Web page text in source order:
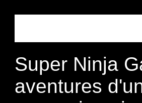
Super Ninja
aventures